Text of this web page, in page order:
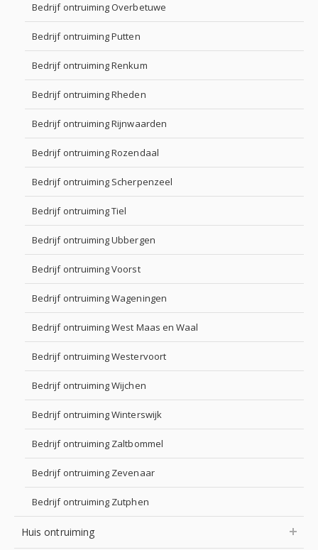
Bedrijf ontruiming Overbetuwe
Bedrijf ontruiming Putten
Bedrijf ontruiming Renkum
Bedrijf ontruiming Rheden
Bedrijf ontruiming Rijnwaarden
Bedrijf ontruiming Rozendaal
Bedrijf ontruiming Scherpenzeel
Bedrijf ontruiming Tiel
Bedrijf ontruiming Ubbergen
Bedrijf ontruiming Voorst
Bedrijf ontruiming Wageningen
Bedrijf ontruiming West Maas en Waal
Bedrijf ontruiming Westervoort
Bedrijf ontruiming Wijchen
Bedrijf ontruiming Winterswijk
Bedrijf ontruiming Zaltbommel
Bedrijf ontruiming Zevenaar
Bedrijf ontruiming Zutphen
Huis ontruiming